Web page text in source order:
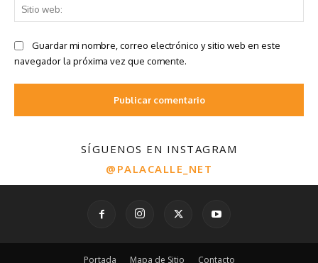
SÍGUENOS EN INSTAGRAM
@PALACALLE_NET
Portada Mapa de Sitio Contacto